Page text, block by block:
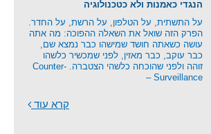
הנגדי כאמנות ולא כטכנולוגיה
על התשתית, על הטלפון, על הרשת, על החדר.
הפרק הזה שואל את השאלה ההפוכה: מה אתה
עושה כשאתה חושד שמישהו כבר נמצא שם,
כבר עוקב, כבר מאזין, לפני שמכשיר כלשהו
זוהה ולפני שהוכחה כלשהי הצטברה. Counter-
Surveillance –
קרא עוד